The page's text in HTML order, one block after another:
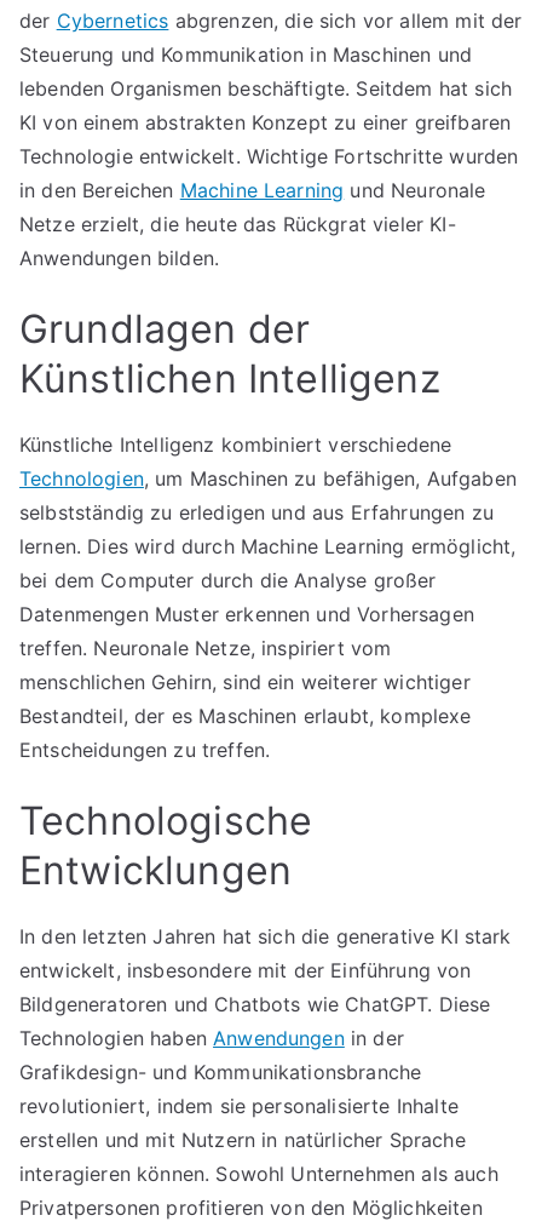
der Cybernetics abgrenzen, die sich vor allem mit der
Steuerung und Kommunikation in Maschinen und
lebenden Organismen beschäftigte. Seitdem hat sich
KI von einem abstrakten Konzept zu einer greifbaren
Technologie entwickelt. Wichtige Fortschritte wurden
in den Bereichen Machine Learning und Neuronale
Netze erzielt, die heute das Rückgrat vieler KI-
Anwendungen bilden.
Grundlagen der
Künstlichen Intelligenz
Künstliche Intelligenz kombiniert verschiedene
Technologien, um Maschinen zu befähigen, Aufgaben
selbstständig zu erledigen und aus Erfahrungen zu
lernen. Dies wird durch Machine Learning ermöglicht,
bei dem Computer durch die Analyse großer
Datenmengen Muster erkennen und Vorhersagen
treffen. Neuronale Netze, inspiriert vom
menschlichen Gehirn, sind ein weiterer wichtiger
Bestandteil, der es Maschinen erlaubt, komplexe
Entscheidungen zu treffen.
Technologische
Entwicklungen
In den letzten Jahren hat sich die generative KI stark
entwickelt, insbesondere mit der Einführung von
Bildgeneratoren und Chatbots wie ChatGPT. Diese
Technologien habenAnwendungenin der
Grafikdesign- und Kommunikationsbranche
revolutioniert, indem sie personalisierte Inhalte
erstellen und mit Nutzern in natürlicher Sprache
interagieren können. Sowohl Unternehmen als auch
Privatpersonen profitieren von den Möglichkeiten